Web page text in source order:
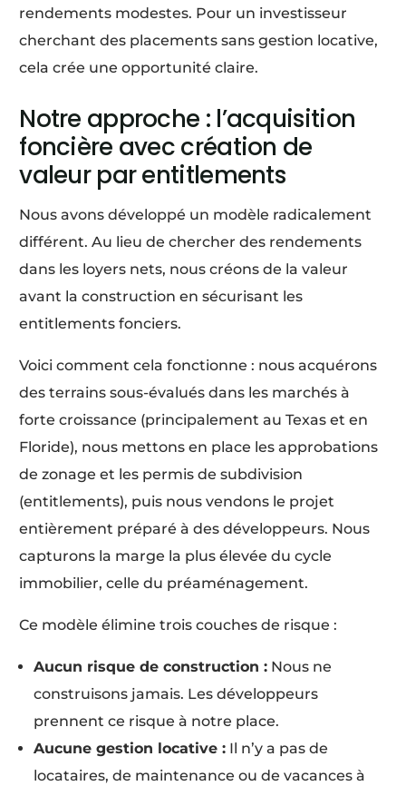
rendements modestes. Pour un investisseur
cherchant des placements sans gestion locative,
cela crée une opportunité claire.
Notre approche : l’acquisition
foncière avec création de
valeur par entitlements
Nous avons développé un modèle radicalement
différent. Au lieu de chercher des rendements
dans les loyers nets, nous créons de la valeur
avant la construction en sécurisant les
entitlements fonciers.
Voici comment cela fonctionne : nous acquérons
des terrains sous-évalués dans les marchés à
forte croissance (principalement au Texas et en
Floride), nous mettons en place les approbations
de zonage et les permis de subdivision
(entitlements), puis nous vendons le projet
entièrement préparé à des développeurs. Nous
capturons la marge la plus élevée du cycle
immobilier, celle du préaménagement.
Ce modèle élimine trois couches de risque :
Aucun risque de construction : Nous ne
construisons jamais. Les développeurs
prennent ce risque à notre place.
Aucune gestion locative : Il n’y a pas de
locataires, de maintenance ou de vacances à